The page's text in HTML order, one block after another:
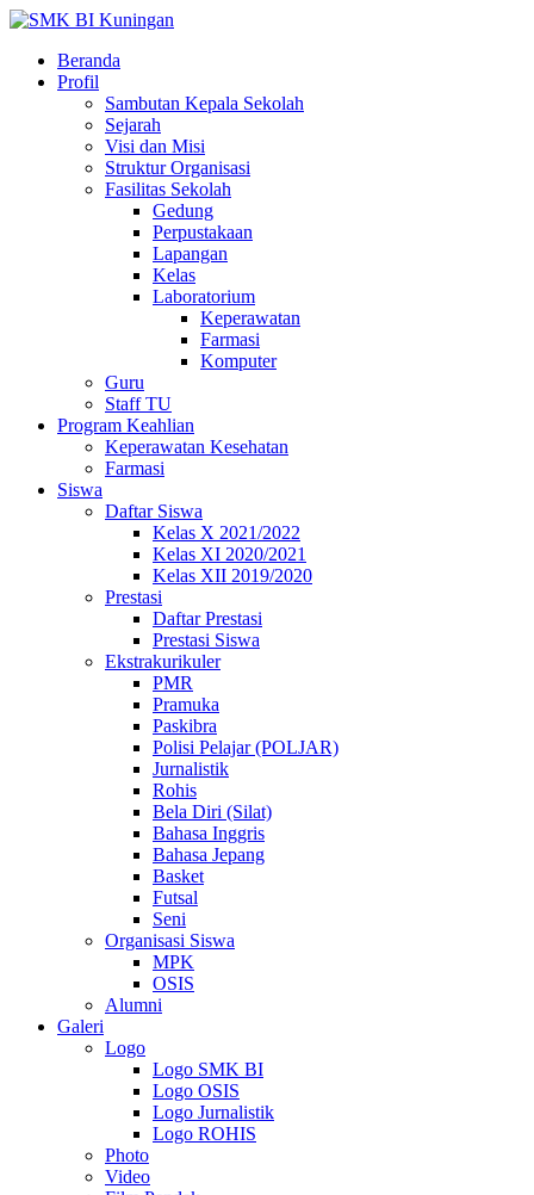
Beranda
Profil
Sambutan Kepala Sekolah
Sejarah
Visi dan Misi
Struktur Organisasi
Fasilitas Sekolah
Gedung
Perpustakaan
Lapangan
Kelas
Laboratorium
Keperawatan
Farmasi
Komputer
Guru
Staff TU
Program Keahlian
Keperawatan Kesehatan
Farmasi
Siswa
Daftar Siswa
Kelas X 2021/2022
Kelas XI 2020/2021
Kelas XII 2019/2020
Prestasi
Daftar Prestasi
Prestasi Siswa
Ekstrakurikuler
PMR
Pramuka
Paskibra
Polisi Pelajar (POLJAR)
Jurnalistik
Rohis
Bela Diri (Silat)
Bahasa Inggris
Bahasa Jepang
Basket
Futsal
Seni
Organisasi Siswa
MPK
OSIS
Alumni
Galeri
Logo
Logo SMK BI
Logo OSIS
Logo Jurnalistik
Logo ROHIS
Photo
Video